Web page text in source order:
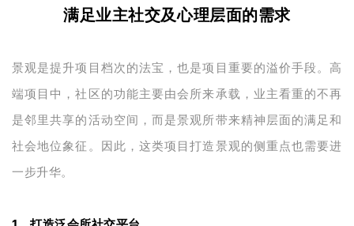
满足业主社交及心理层面的需求
景观是提升项目档次的法宝，也是项目重要的溢价手段。高
端项目中，社区的功能主要由会所来承载，业主看重的不再
是邻里共享的活动空间，而是景观所带来精神层面的满足和
社会地位象征。因此，这类项目打造景观的侧重点也需要进
一步升华。